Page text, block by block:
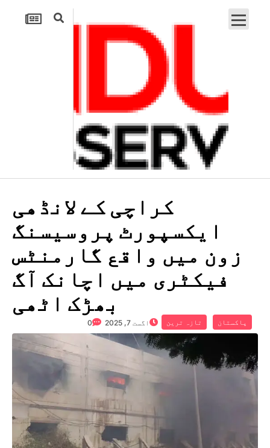
کراچی کے لانڈھی
ایکسپورٹ پروسیسنگ
زون میں واقع گارمنٹس
فیکٹری میں اچانک آگ
بھڑک اٹھی
پاکستان تازہ ترین اگست 7, 2025 0